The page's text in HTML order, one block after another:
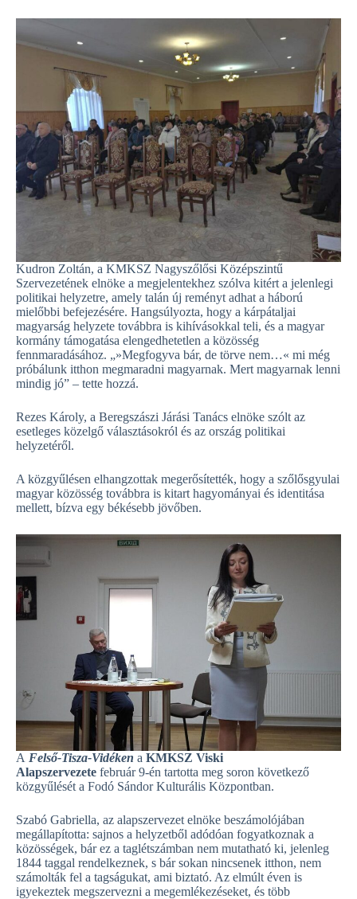
Kudron Zoltán, a KMKSZ Nagyszőlősi Középszintű
Szervezetének elnöke a megjelentekhez szólva kitért a jelenlegi
politikai helyzetre, amely talán új reményt adhat a háború
mielőbbi befejezésére. Hangsúlyozta, hogy a kárpátaljai
magyarság helyzete továbbra is kihívásokkal teli, és a magyar
kormány támogatása elengedhetetlen a közösség
fennmaradásához. „»Megfogyva bár, de törve nem…« mi még
próbálunk itthon megmaradni magyarnak. Mert magyarnak lenni
mindig jó” – tette hozzá.
Rezes Károly, a Beregszászi Járási Tanács elnöke szólt az
esetleges közelgő választásokról és az ország politikai
helyzetéről.
A közgyűlésen elhangzottak megerősítették, hogy a szőlősgyulai
magyar közösség továbbra is kitart hagyományai és identitása
mellett, bízva egy békésebb jövőben.
A Felső-Tisza-Vidéken a KMKSZ Viski
Alapszervezete február 9-én tartotta meg soron következő
közgyűlését a Fodó Sándor Kulturális Központban.
Szabó Gabriella, az alapszervezet elnöke beszámolójában
megállapította: sajnos a helyzetből adódóan fogyatkoznak a
közösségek, bár ez a taglétszámban nem mutatható ki, jelenleg
1844 taggal rendelkeznek, s bár sokan nincsenek itthon, nem
számolták fel a tagságukat, ami biztató. Az elmúlt éven is
igyekeztek megszervezni a megemlékezéseket, és több